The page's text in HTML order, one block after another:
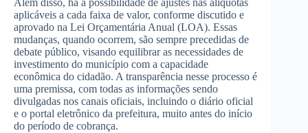
Além disso, há a possibilidade de ajustes nas alíquotas
aplicáveis a cada faixa de valor, conforme discutido e
aprovado na Lei Orçamentária Anual (LOA). Essas
mudanças, quando ocorrem, são sempre precedidas de
debate público, visando equilibrar as necessidades de
investimento do município com a capacidade
econômica do cidadão. A transparência nesse processo é
uma premissa, com todas as informações sendo
divulgadas nos canais oficiais, incluindo o diário oficial
e o portal eletrônico da prefeitura, muito antes do início
do período de cobrança.